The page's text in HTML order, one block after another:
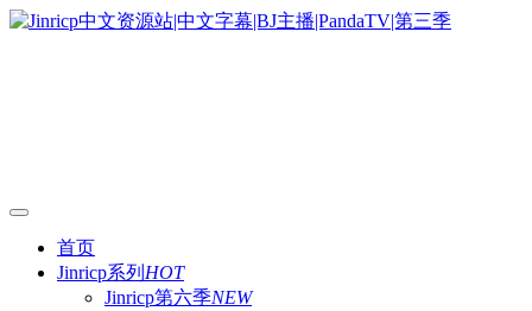
首页
Jinricp系列 HOT
Jinricp第六季NEW